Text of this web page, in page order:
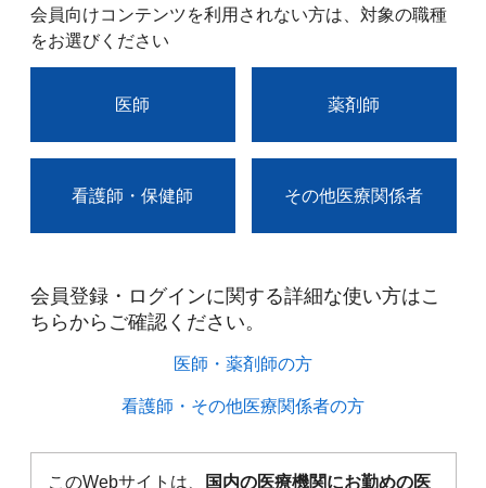
会員向けコンテンツを利用されない方は、対象の職種
をお選びください
医師 薬剤師
看護師・保健師 その他医療関係者
会員登録・ログインに関する詳細な使い方はこ
ちらからご確認ください。​
医師・薬剤師の方​
看護師・その他医療関係者の方​
このWebサイトは、
国内の医療機関にお勤めの医